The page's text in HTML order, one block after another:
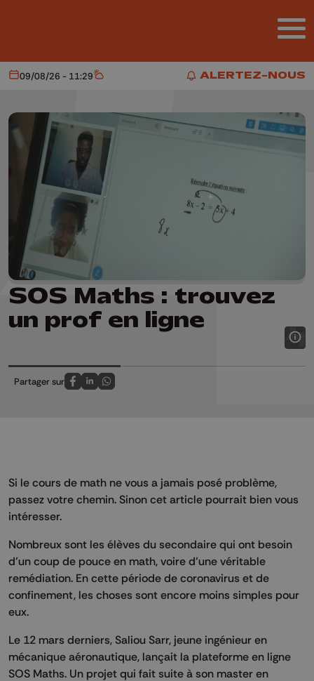
ALERTEZ-NOUS
ALERTEZ-NOUS
Aujourd'hui
09/08/26 - 11:29 Météo
SOS Maths : trouvez
un prof en ligne
Partager sur
Partagez sur FaceBook
Partagez sur LinkedIn
Partagez sur Whatsapp
Si le cours de math ne vous a jamais posé problème,
passez votre chemin. Sinon cet article pourrait bien vous
intéresser.
Nombreux sont les élèves du secondaire qui ont besoin
d’un coup de pouce en math, voire d’une véritable
remédiation. En cette période de coronavirus et de
confinement, les choses sont encore moins simples pour
eux.
Le 12 mars derniers, Saliou Sarr, jeune ingénieur en
mécanique aéronautique, lançait la plateforme en ligne
SOS Maths. Un projet qui fait suite à son master en